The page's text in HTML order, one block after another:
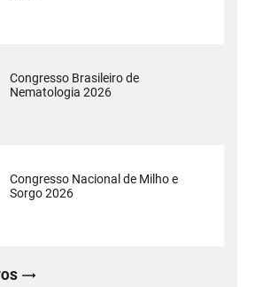
Congresso Brasileiro de
Nematologia 2026
Congresso Nacional de Milho e
Sorgo 2026